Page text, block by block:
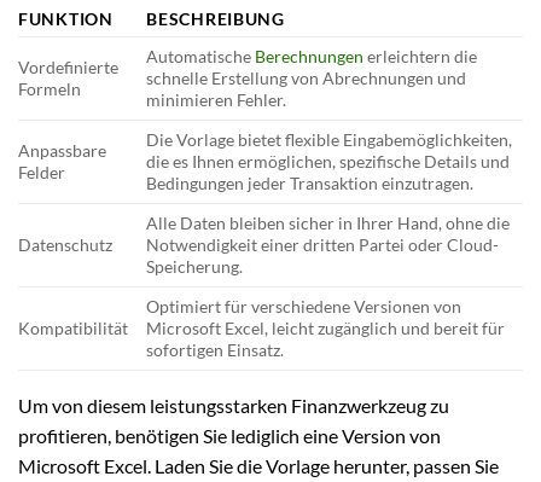
FUNKTION BESCHREIBUNG
Vordefinierte
Formeln
Automatische Berechnungen erleichtern die
schnelle Erstellung von Abrechnungen und
minimieren Fehler.
Anpassbare
Felder
Die Vorlage bietet flexible Eingabemöglichkeiten,
die es Ihnen ermöglichen, spezifische Details und
Bedingungen jeder Transaktion einzutragen.
Datenschutz
Alle Daten bleiben sicher in Ihrer Hand, ohne die
Notwendigkeit einer dritten Partei oder Cloud-
Speicherung.
Kompatibilität
Optimiert für verschiedene Versionen von
Microsoft Excel, leicht zugänglich und bereit für
sofortigen Einsatz.
Um von diesem leistungsstarken Finanzwerkzeug zu
profitieren, benötigen Sie lediglich eine Version von
Microsoft Excel. Laden Sie die Vorlage herunter, passen Sie